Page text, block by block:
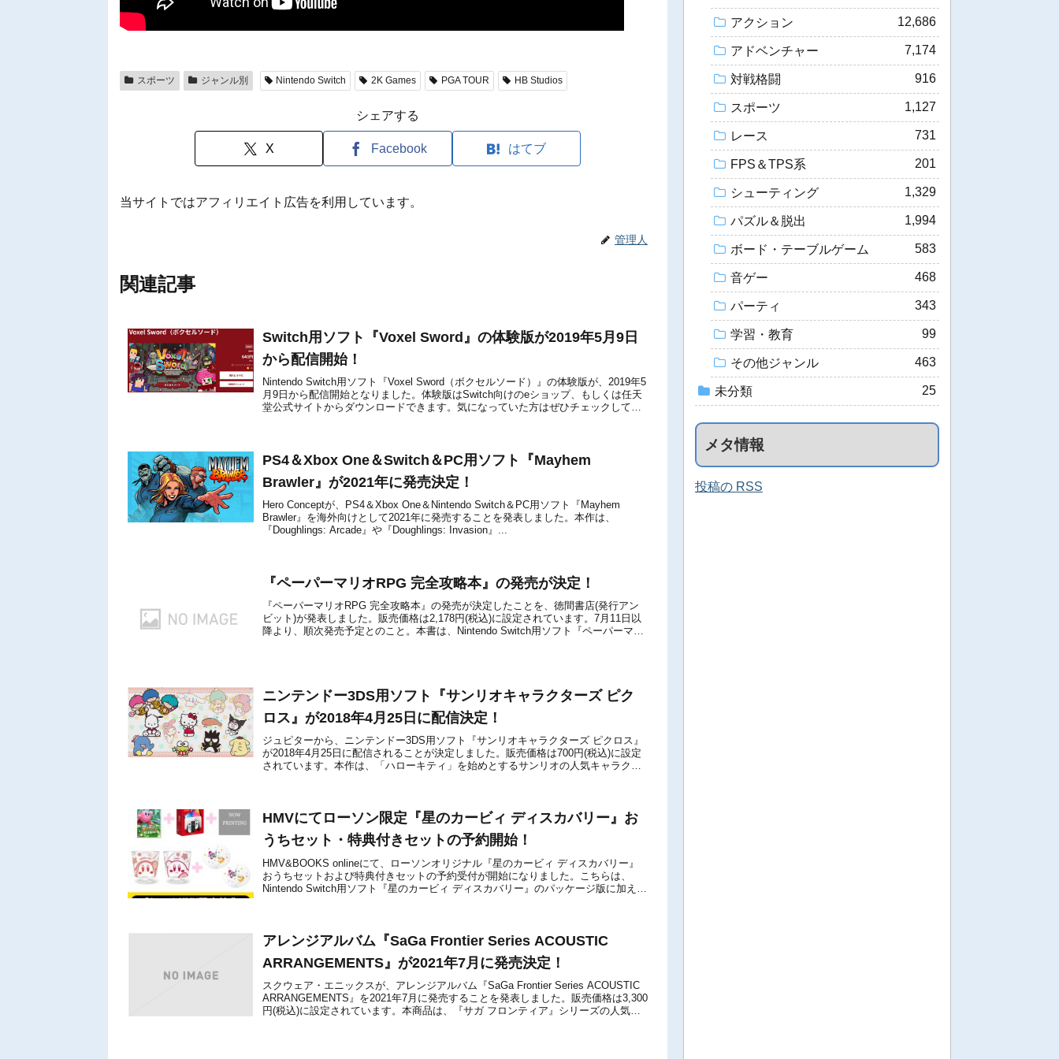
スポーツ ジャンル別 Nintendo Switch 2K Games PGA TOUR HB Studios
シェアする
X Facebook はてブ
当サイトではアフィリエイト広告を利用しています。
管理人
関連記事
Switch用ソフト『Voxel Sword』の体験版が2019年5月9日
から配信開始！
Nintendo Switch用ソフト『Voxel Sword（ボクセルソード）』の体験版が、2019年5
月9日から配信開始となりました。体験版はSwitch向けのeショップ、もしくは任天
堂公式サイトからダウンロードできます。気になっていた方はぜひチェックしてみ
PS4＆Xbox One＆Switch＆PC用ソフト『Mayhem
Brawler』が2021年に発売決定！
Hero Conceptが、PS4＆Xbox One＆Nintendo Switch＆PC用ソフト『Mayhem
Brawler』を海外向けとして2021年に発売することを発表しました。本作は、
『Doughlings: Arcade』や『Doughlings: Invasion』...
『ペーパーマリオRPG 完全攻略本』の発売が決定！
『ペーパーマリオRPG 完全攻略本』の発売が決定したことを、徳間書店(発行アン
ビット)が発表しました。販売価格は2,178円(税込)に設定されています。7月11日以
降より、順次発売予定とのこと。本書は、Nintendo Switch用ソフト『ペーパーマリ
ニンテンドー3DS用ソフト『サンリオキャラクターズ ピク
ロス』が2018年4月25日に配信決定！
ジュピターから、ニンテンドー3DS用ソフト『サンリオキャラクターズ ピクロス』
が2018年4月25日に配信されることが決定しました。販売価格は700円(税込)に設定
されています。本作は、「ハローキティ」を始めとするサンリオの人気キャラクタ
HMVにてローソン限定『星のカービィ ディスカバリー』お
うちセット・特典付きセットの予約開始！
HMV&BOOKS onlineにて、ローソンオリジナル『星のカービィ ディスカバリー』
おうちセットおよび特典付きセットの予約受付が開始になりました。こちらは、
Nintendo Switch用ソフト『星のカービィ ディスカバリー』のパッケージ版に加え、
アレンジアルバム『SaGa Frontier Series ACOUSTIC
ARRANGEMENTS』が2021年7月に発売決定！
スクウェア・エニックスが、アレンジアルバム『SaGa Frontier Series ACOUSTIC
ARRANGEMENTS』を2021年7月に発売することを発表しました。販売価格は3,300
円(税込)に設定されています。本商品は、『サガ フロンティア』シリーズの人気楽
アクション 12,686
アドベンチャー 7,174
対戦格闘 916
スポーツ 1,127
レース 731
FPS＆TPS系 201
シューティング 1,329
パズル＆脱出 1,994
ボード・テーブルゲーム 583
音ゲー 468
パーティ 343
学習・教育 99
その他ジャンル 463
未分類 25
メタ情報
投稿の RSS